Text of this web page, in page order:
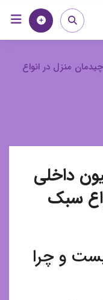
خانه
منزل در انواع
داخلی
سبک
و چرا